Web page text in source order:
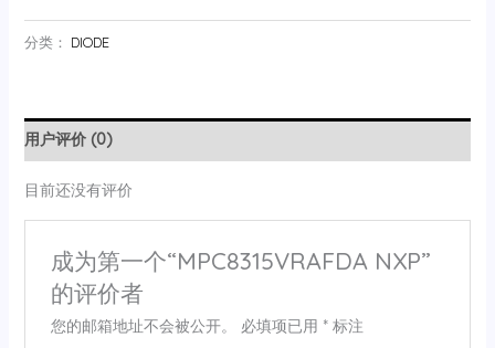
分类： DIODE
用户评价 (0)
目前还没有评价
成为第一个“MPC8315VRAFDA NXP”
的评价者
您的邮箱地址不会被公开。 必填项已用 *标注